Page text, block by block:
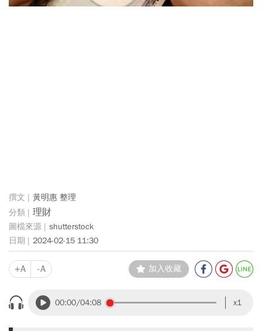
黃明惠 整理
理財
shutterstock
2024-02-15 11:30
+A -A 加入收藏
00:00/04:08 x1